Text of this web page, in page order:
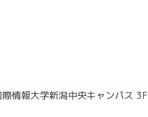
情報大学新潟中央キャンパス 3F